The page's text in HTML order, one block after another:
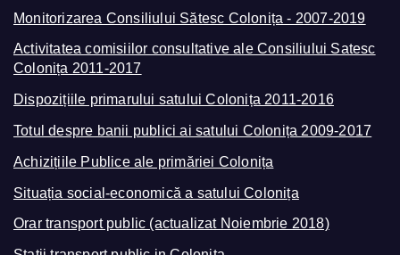
Monitorizarea Consiliului Sătesc Colonița - 2007-2019
Activitatea comisiilor consultative ale Consiliului Satesc
Colonița 2011-2017
Dispozițiile primarului satului Colonița 2011-2016
Totul despre banii publici ai satului Colonița 2009-2017
Achizițiile Publice ale primăriei Colonița
Situația social-economică a satului Colonița
Orar transport public (actualizat Noiembrie 2018)